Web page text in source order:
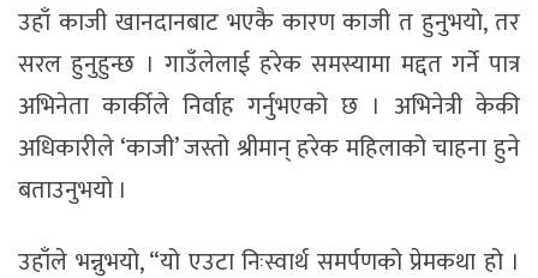
उहाँ काजी खानदानबाट भएकै कारण काजी त हुनुभयो, तर
सरल हुनुहुन्छ । गाउँलेलाई हरेक समस्यामा मद्दत गर्ने पात्र
अभिनेता कार्कीले निर्वाह गर्नुभएको छ । अभिनेत्री केकी
अधिकारीले ‘काजी’ जस्तो श्रीमान् हरेक महिलाको चाहना हुने
बताउनुभयो ।
उहाँले भन्नुभयो, “यो एउटा निःस्वार्थ समर्पणको प्रेमकथा हो ।